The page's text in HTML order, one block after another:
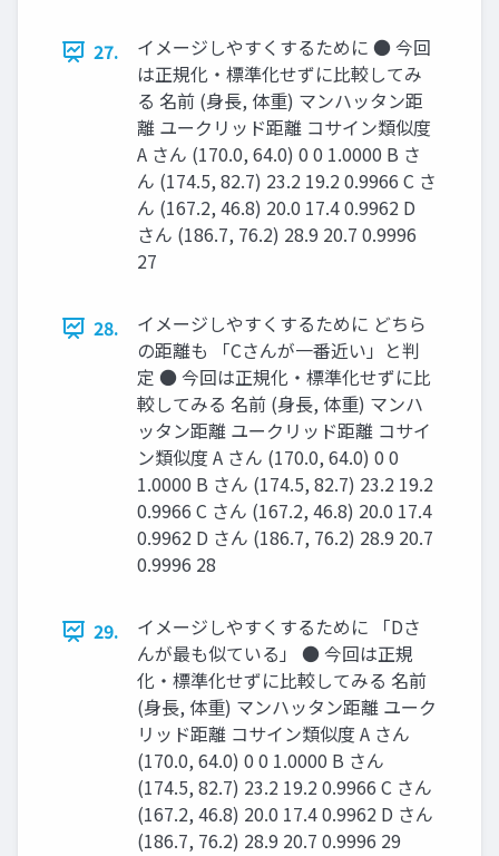
27.
イメージしやすくするために ● 今回
は正規化・標準化せずに比較してみ
る 名前 (身長, 体重) マンハッタン距
離 ユークリッド距離 コサイン類似度
A さん (170.0, 64.0) 0 0 1.0000 B さ
ん (174.5, 82.7) 23.2 19.2 0.9966 C さ
ん (167.2, 46.8) 20.0 17.4 0.9962 D
さん (186.7, 76.2) 28.9 20.7 0.9996
27
28.
イメージしやすくするために どちら
の距離も 「Cさんが一番近い」と判
定 ● 今回は正規化・標準化せずに比
較してみる 名前 (身長, 体重) マンハ
ッタン距離 ユークリッド距離 コサイ
ン類似度 A さん (170.0, 64.0) 0 0
1.0000 B さん (174.5, 82.7) 23.2 19.2
0.9966 C さん (167.2, 46.8) 20.0 17.4
0.9962 D さん (186.7, 76.2) 28.9 20.7
0.9996 28
29.
イメージしやすくするために 「Dさ
んが最も似ている」 ● 今回は正規
化・標準化せずに比較してみる 名前
(身長, 体重) マンハッタン距離 ユーク
リッド距離 コサイン類似度 A さん
(170.0, 64.0) 0 0 1.0000 B さん
(174.5, 82.7) 23.2 19.2 0.9966 C さん
(167.2, 46.8) 20.0 17.4 0.9962 D さん
(186.7, 76.2) 28.9 20.7 0.9996 29